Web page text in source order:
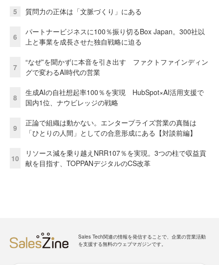
5 質問力の正体は「文脈づくり」にある
6
パートナービジネスに100％振り切るBox Japan。300社以
上と事業を成長させた独自戦略に迫る
7
“なぜ”を聞かずに本音を引き出す ファクトファインディン
グで変わるAI時代の営業
8
生成AIの自社想起率100％を実現 HubSpot×AI活用支援で
国内1位、ナウビレッジの戦略
9
正論で組織は動かない。エンタープライズ営業の真髄は
「ひとりの人間」としての合意形成にある【対談前編】
10
リソース減を乗り越えNRR107％を実現。3つの柱で収益貢
献を目指す、TOPPANデジタルのCS改革
Sales Tech関連の情報を発信することで、企業の営業活動
を支援する無料のウェブマガジンです。